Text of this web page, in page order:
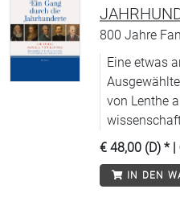
800 Jahre
Eine etwas
von Lenthe
€ 48,00 (D) * |
IN DEN